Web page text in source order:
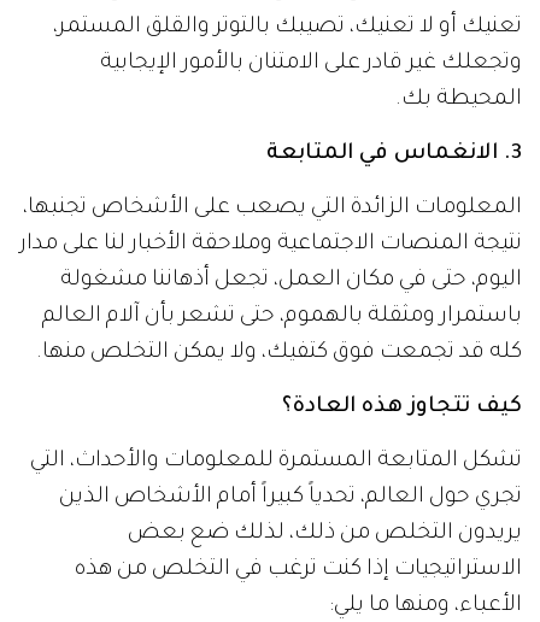
تعنيك أو لا تعنيك، تصيبك بالتوتر والقلق المستمر،
وتجعلك غير قادر على الامتنان بالأمور الإيجابية
المحيطة بك.
3. الانغماس في المتابعة
المعلومات الزائدة التي يصعب على الأشخاص تجنبها،
نتيجة المنصات الاجتماعية وملاحقة الأخبار لنا على مدار
اليوم، حتى في مكان العمل، تجعل أذهاننا مشغولة
باستمرار ومثقلة بالهموم، حتى تشعر بأن آلام العالم
كله قد تجمعت فوق كتفيك، ولا يمكن التخلص منها.
كيف تتجاوز هذه العادة؟
تشكل المتابعة المستمرة للمعلومات والأحداث، التي
تجري حول العالم، تحدياً كبيراً أمام الأشخاص الذين
يريدون التخلص من ذلك، لذلك ضع بعض
الاستراتيجيات إذا كنت ترغب في التخلص من هذه
الأعباء، ومنها ما يلي: